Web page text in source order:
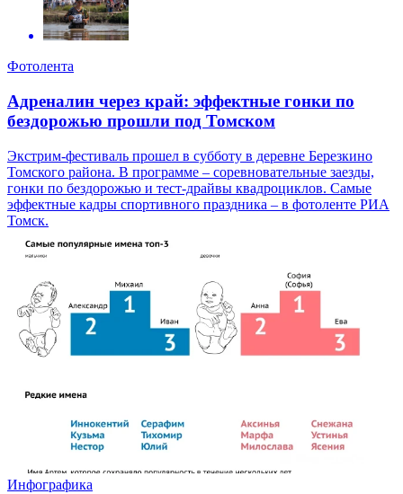
Фотолента
Адреналин через край: эффектные гонки по
бездорожью прошли под Томском
Экстрим-фестиваль прошел в субботу в деревне Березкино
Томского района. В программе – соревновательные заезды,
гонки по бездорожью и тест-драйвы квадроциклов. Самые
эффектные кадры спортивного праздника – в фотоленте РИА
Томск.
Инфографика